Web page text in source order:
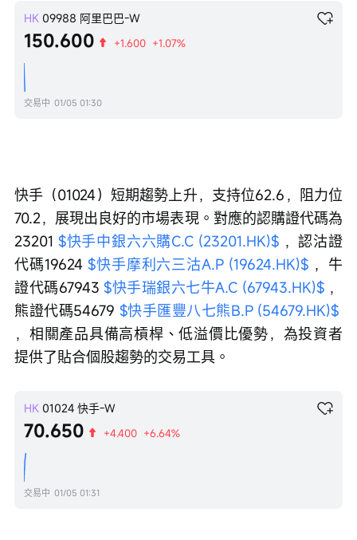
HK 09988 阿里巴巴-W
150.600 +1.600 +1.07%
交易中 01/05 01:30
快手（01024）短期趨勢上升，支持位62.6，阻力位
70.2，展現出良好的市場表現。對應的認購證代碼為
23201 $快手中銀六六購C.C (23201.HK)$ ，認沽證
代碼19624 $快手摩利六三沽A.P (19624.HK)$ ，牛
證代碼67943 $快手瑞銀六七牛A.C (67943.HK)$ ，
熊證代碼54679 $快手匯豐八七熊B.P (54679.HK)$
，相關產品具備高槓桿、低溢價比優勢，為投資者
提供了貼合個股趨勢的交易工具。
HK 01024 快手-W
70.650 +4.400 +6.64%
交易中 01/05 01:31